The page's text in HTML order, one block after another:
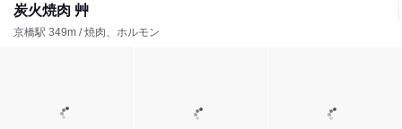
炭火焼肉 艸
京橋駅 349m / 焼肉、ホルモン